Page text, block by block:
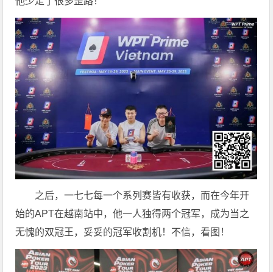
之后，一七七每一个系列赛皆有收获，而在今年开
始的APT在越南站中，他一人独得两个冠军，成为当之
无愧的双冠王，妥妥的冠军收割机！不信，看图！